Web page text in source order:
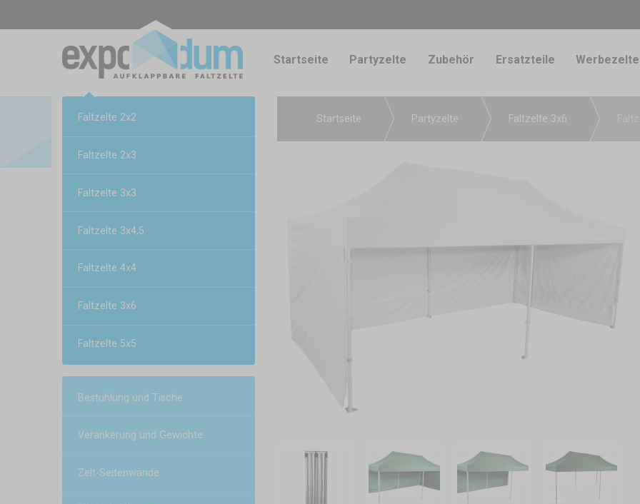
Startseite Partyzelte Zubehör Ersatzteile Werbezelte
Faltzelte 2x2
Faltzelte 2x3
Faltzelte 3x3
Faltzelte 3x4,5
Faltzelte 4x4
Faltzelte 3x6
Faltzelte 5x5
Bestuhlung und Tische
Verankerung und Gewichte
Zelt-Seitenwände
Startseite Partyzelte Faltzelte 3x6